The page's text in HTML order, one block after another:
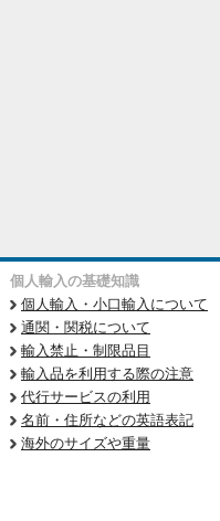
個人輸入の基礎知識
個人輸入・小口輸入について
通関・関税について
輸入禁止・制限品目
輸入品を利用する際の注意
代行サービスの利用
名前・住所などの英語表記
海外のサイズや重量